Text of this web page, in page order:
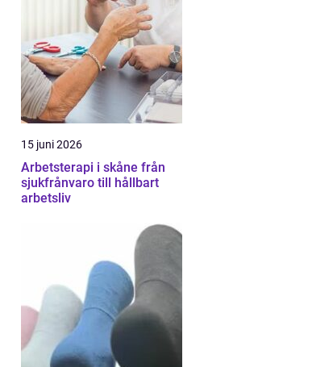
15 juni 2026
Arbetsterapi i skåne från
sjukfrånvaro till hållbart
arbetsliv